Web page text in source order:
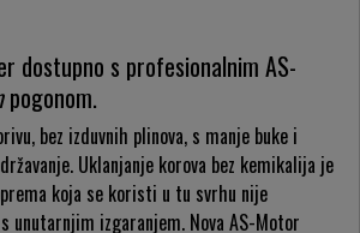
dostupno s profesionalnim AS-
pogonom.
bez izduvnih plinova, s manje buke i
Uklanjanje korova bez kemikalija je
koja se koristi u tu svrhu nije
unutarnjim izgaranjem. Nova AS-Motor